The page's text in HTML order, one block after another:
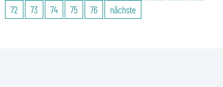
72
73 74 75 76 nächste